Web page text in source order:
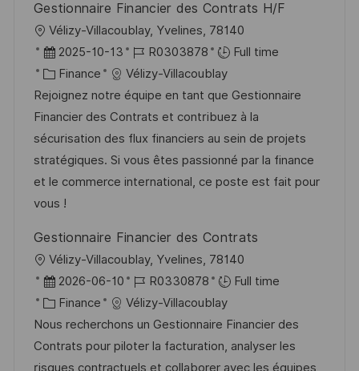
n c
h
a
g
e
u
p
o
s
t
e
Gestionnaire Financier des Contrats H/F
o
c
a
l
i
s
a
t
o
n
Vélizy-Villacoublay, Yvelines, 78140
D
a
t
e
d
’
a
f
i
c
h
a
g
e
2025-10-13
R
é
f
é
r
e
n
d
u
p
o
s
t
R0303878
Full time
C
a
t
é
g
o
r
e
Finance
Vélizy-Villacoublay
Rejoignez notre équipe en tant que Gestionnaire
Financier des Contrats et contribuez à la
sécurisation des flux financiers au sein de projets
stratégiques. Si vous êtes passionné par la finance
et le commerce international, ce poste est fait pour
vous !
Gestionnaire Financier des Contrats
o
c
a
l
i
Vélizy-Villacoublay, Yvelines, 78140
D
a
t
e
d
2026-06-10
R
é
f
é
r
R0330878
Full time
C
a
t
é
Finance
Vélizy-Villacoublay
Nous recherchons un Gestionnaire Financier des
Contrats pour piloter la facturation, analyser les
risques contractuels et collaborer avec les équipes